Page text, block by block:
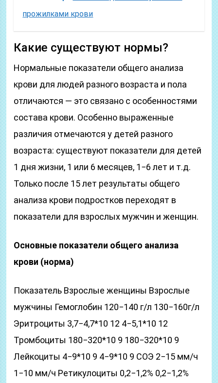
прожилками крови
Какие существуют нормы?
Нормальные показатели общего анализа
крови для людей разного возраста и пола
отличаются — это связано с особенностями
состава крови. Особенно выраженные
различия отмечаются у детей разного
возраста: существуют показатели для детей
1 дня жизни, 1 или 6 месяцев, 1−6 лет и т.д.
Только после 15 лет результаты общего
анализа крови подростков переходят в
показатели для взрослых мужчин и женщин.
Основные показатели общего анализа
крови (норма)
Показатель Взрослые женщины Взрослые
мужчины Гемоглобин 120−140 г/л 130−160г/л
Эритроциты 3,7−4,7*10 12 4−5,1*10 12
Тромбоциты 180−320*10 9 180−320*10 9
Лейкоциты 4−9*10 9 4−9*10 9 СОЭ 2−15 мм/ч
1−10 мм/ч Ретикулоциты 0,2−1,2% 0,2−1,2%